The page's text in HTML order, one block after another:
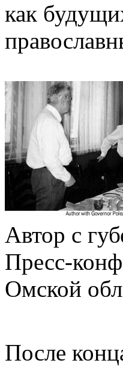
как
Автор с
Пресс-
Омской
После